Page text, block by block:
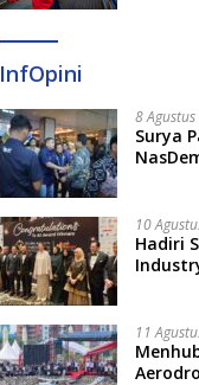
InfOpini
8
Surya
10
Hadiri
11